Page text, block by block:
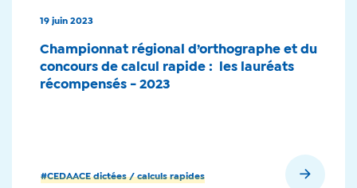
#CEDAACE dictées / calculs rapides
19 juin 2023
Championnat régional d’orthographe et du
concours de calcul rapide : les lauréats
récompensés - 2023